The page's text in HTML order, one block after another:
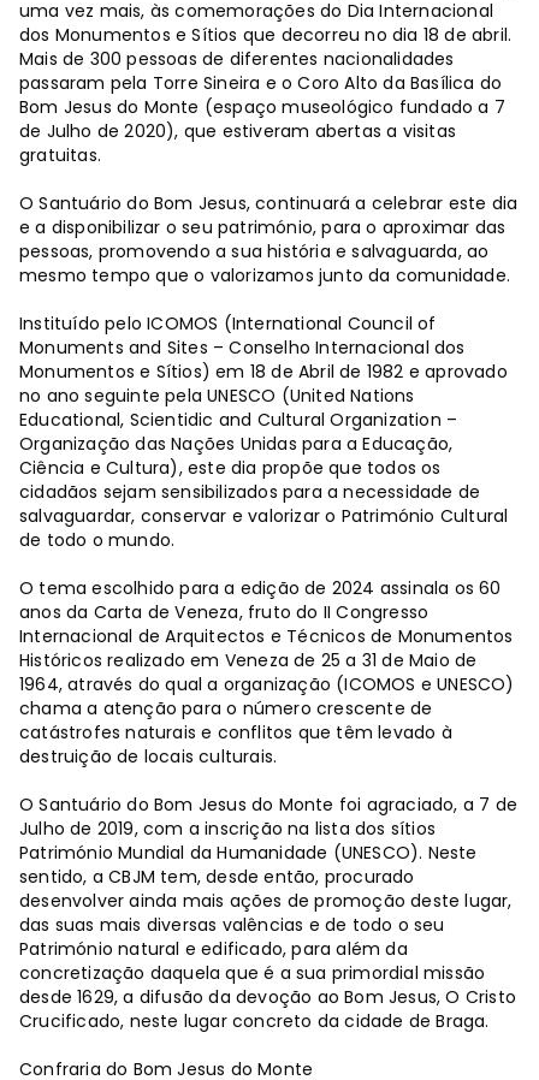
uma vez mais, às comemorações do Dia Internacional
dos Monumentos e Sítios que decorreu no dia 18 de abril.
Mais de 300 pessoas de diferentes nacionalidades
passaram pela Torre Sineira e o Coro Alto da Basílica do
Bom Jesus do Monte (espaço museológico fundado a 7
de Julho de 2020), que estiveram abertas a visitas
gratuitas.
O Santuário do Bom Jesus, continuará a celebrar este dia
e a disponibilizar o seu património, para o aproximar das
pessoas, promovendo a sua história e salvaguarda, ao
mesmo tempo que o valorizamos junto da comunidade.
Instituído pelo ICOMOS (International Council of
Monuments and Sites – Conselho Internacional dos
Monumentos e Sítios) em 18 de Abril de 1982 e aprovado
no ano seguinte pela UNESCO (United Nations
Educational, Scientidic and Cultural Organization –
Organização das Nações Unidas para a Educação,
Ciência e Cultura), este dia propõe que todos os
cidadãos sejam sensibilizados para a necessidade de
salvaguardar, conservar e valorizar o Património Cultural
de todo o mundo.
O tema escolhido para a edição de 2024 assinala os 60
anos da Carta de Veneza, fruto do II Congresso
Internacional de Arquitectos e Técnicos de Monumentos
Históricos realizado em Veneza de 25 a 31 de Maio de
1964, através do qual a organização (ICOMOS e UNESCO)
chama a atenção para o número crescente de
catástrofes naturais e conflitos que têm levado à
destruição de locais culturais.
O Santuário do Bom Jesus do Monte foi agraciado, a 7 de
Julho de 2019, com a inscrição na lista dos sítios
Património Mundial da Humanidade (UNESCO). Neste
sentido, a CBJM tem, desde então, procurado
desenvolver ainda mais ações de promoção deste lugar,
das suas mais diversas valências e de todo o seu
Património natural e edificado, para além da
concretização daquela que é a sua primordial missão
desde 1629, a difusão da devoção ao Bom Jesus, O Cristo
Crucificado, neste lugar concreto da cidade de Braga.
Confraria do Bom Jesus do Monte